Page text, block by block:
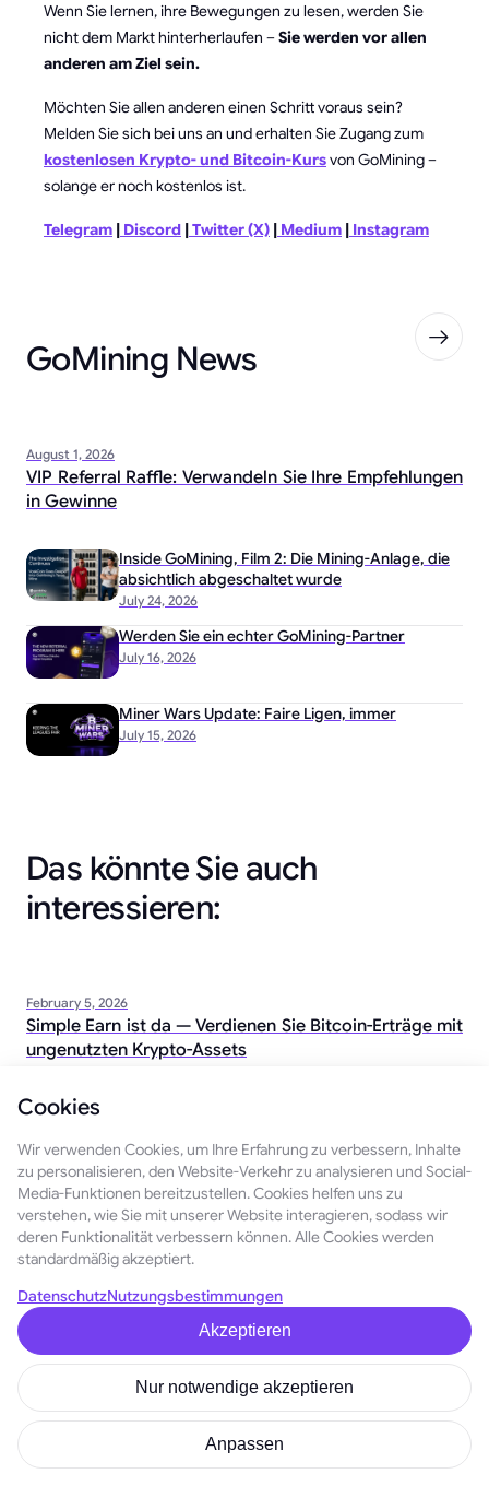
Wenn Sie lernen, ihre Bewegungen zu lesen, werden Sie
nicht dem Markt hinterherlaufen –Sie werden vor allen
anderen am Ziel sein.
Möchten Sie allen anderen einen Schritt voraus sein?
Melden Sie sich bei uns an und erhalten Sie Zugang zum
kostenlosen Krypto- und Bitcoin-Kursvon GoMining –
solange er noch kostenlos ist.
Telegram | Discord |Twitter (X) | Medium | Instagram
GoMining News
August 1, 2026
VIP Referral Raffle: Verwandeln Sie Ihre Empfehlungen
in Gewinne
July 24, 2026
Inside GoMining, Film 2: Die Mining-Anlage, die
absichtlich abgeschaltet wurde
July 16, 2026
Werden Sie ein echter GoMining-Partner
July 15, 2026
Miner Wars Update: Faire Ligen, immer
Das könnte Sie auch
interessieren:
February 5, 2026
Simple Earn ist da — Verdienen Sie Bitcoin-Erträge mit
ungenutzten Krypto-Assets
December 29, 2025
Werden Sie ein echter GoMining-Partner
December 26, 2025
Wie Blockchain-Technologie funktioniert – Ein
Cookies
Wir verwenden Cookies, um Ihre Erfahrung zu verbessern, Inhalte
zu personalisieren, den Website-Verkehr zu analysieren und Social-
Media-Funktionen bereitzustellen. Cookies helfen uns zu
verstehen, wie Sie mit unserer Website interagieren, sodass wir
deren Funktionalität verbessern können. Alle Cookies werden
standardmäßig akzeptiert.
DatenschutzNutzungsbestimmungen
Akzeptieren
Nur notwendige akzeptieren
Anpassen